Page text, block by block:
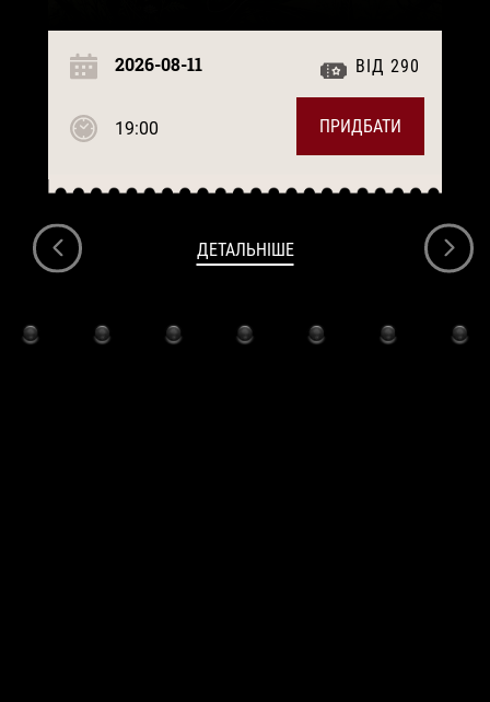
2026-08-11
19:00
ВІД 290
ПРИДБАТИ
ДЕТАЛЬНІШЕ